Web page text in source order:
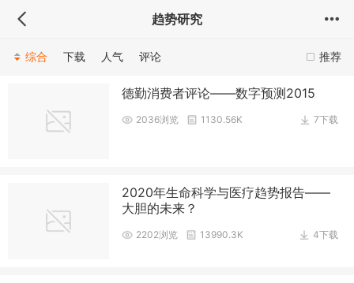
趋势研究
推荐
综合 下载 人气 评论
德勤消费者评论——数字预测2015
7下载
2036浏览 1130.56K
2020年生命科学与医疗趋势报告——
大胆的未来？
4下载
2202浏览 13990.3K